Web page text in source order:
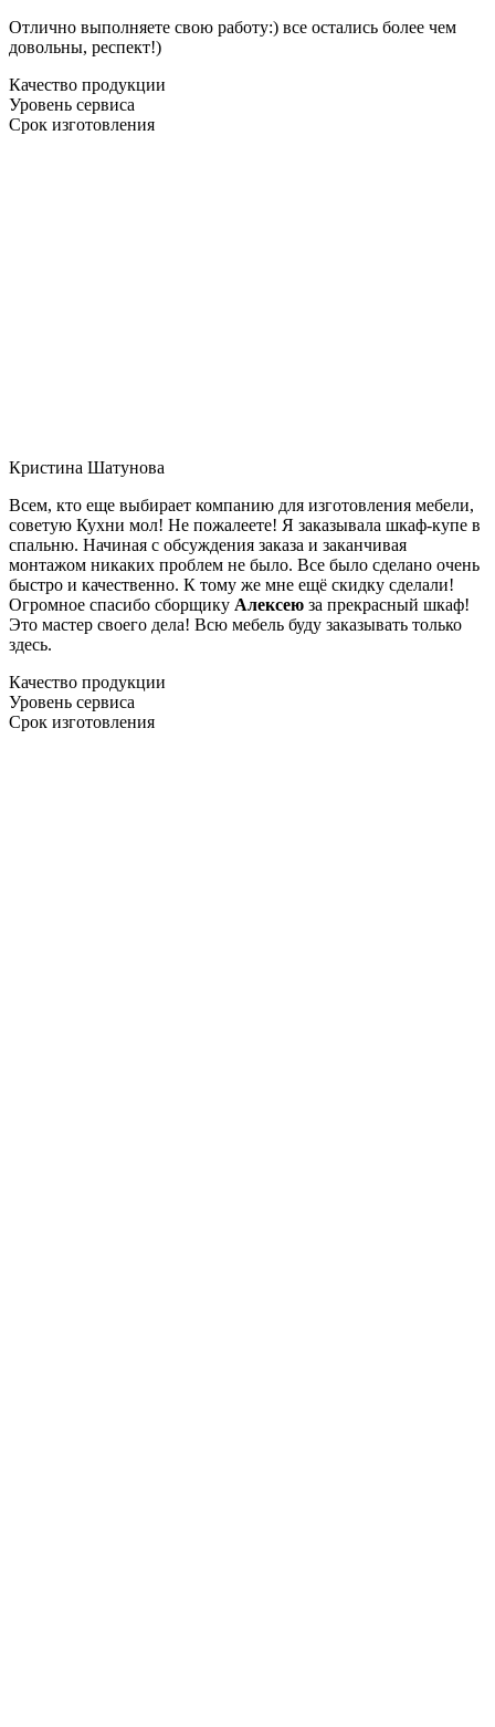
Отлично выполняете свою работу:) все остались более чем
довольны, респект!)
Качество продукции
Уровень сервиса
Срок изготовления
Кристина Шатунова
Всем, кто еще выбирает компанию для изготовления мебели,
советую Кухни мол! Не пожалеете! Я заказывала шкаф-купе в
спальню. Начиная с обсуждения заказа и заканчивая
монтажом никаких проблем не было. Все было сделано очень
быстро и качественно. К тому же мне ещё скидку сделали!
Огромное спасибо сборщику Алексею за прекрасный шкаф!
Это мастер своего дела! Всю мебель буду заказывать только
здесь.
Качество продукции
Уровень сервиса
Срок изготовления